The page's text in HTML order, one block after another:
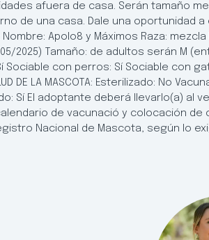
afuera de casa. Serán tamaño
de una casa. Dale una oportunidad
Nombre: Apolo8 y Máximos Raza:
2025) Tamaño: de adultos serán M
Sociable con perros: Sí Sociable con
DE LA MASCOTA: Esterilizado: No
Sí El adoptante deberá llevarlo(a) al
de vacunació y colocación de
Nacional de Mascota, según lo